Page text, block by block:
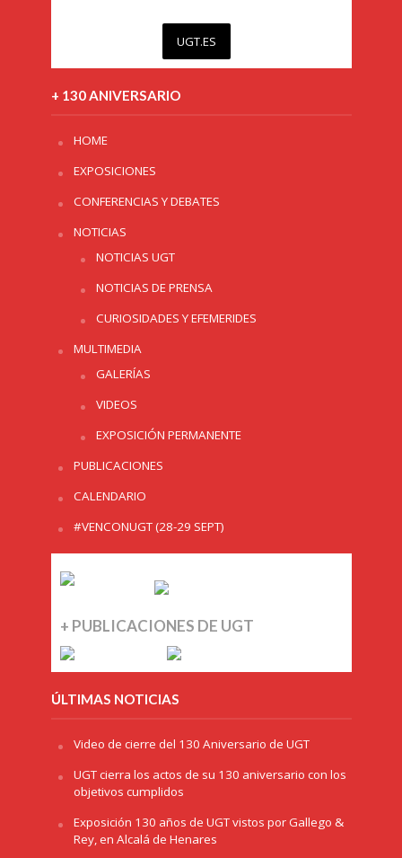
UGT.ES
+ 130 ANIVERSARIO
HOME
EXPOSICIONES
CONFERENCIAS Y DEBATES
NOTICIAS
NOTICIAS UGT
NOTICIAS DE PRENSA
CURIOSIDADES Y EFEMERIDES
MULTIMEDIA
GALERÍAS
VIDEOS
EXPOSICIÓN PERMANENTE
PUBLICACIONES
CALENDARIO
#VENCONUGT (28-29 SEPT)
+ PUBLICACIONES DE UGT
ÚLTIMAS NOTICIAS
Video de cierre del 130 Aniversario de UGT
UGT cierra los actos de su 130 aniversario con los
objetivos cumplidos
Exposición 130 años de UGT vistos por Gallego &
Rey, en Alcalá de Henares